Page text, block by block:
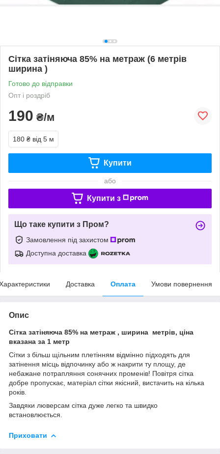
Сітка затіняюча 85% на метраж (6 метрів
ширина )
Готово до відправки
Опт і роздріб
190 ₴/м
180 ₴ від 5 м
Купити
або
Купити з
Що таке купити з Пром?
Замовлення під захистом
Доступна доставка
Доставка Оплата Умови повернення
Опис
Сітка затіняюча 85% на метраж , ширина метрів, ціна
вказана за 1 метр
Сітки з більш щільним плетінням відмінно підходять для
затінення місць відпочинку або ж накрити ту площу, де
небажане потрапляння сонячних променів! Повітря сітка
добре пропускає, матеріал сітки якісний, вистачить на кілька
років.
Завдяки люверсам сітка дуже легко та швидко
встановлюється.
Приховати